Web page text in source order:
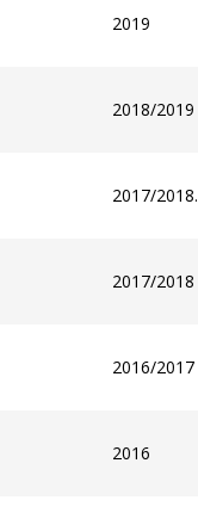
2019
2018/2019
2017/2018.
2017/2018
2016/2017
2016